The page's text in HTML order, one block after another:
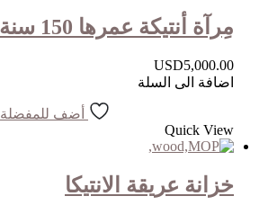
مِرآة أنتيكة عمرها 150 سنة
USD5,000.00
اضافة الى السلة
أضف للمفضلة
Quick View
خزانة عريقة الانتيكا